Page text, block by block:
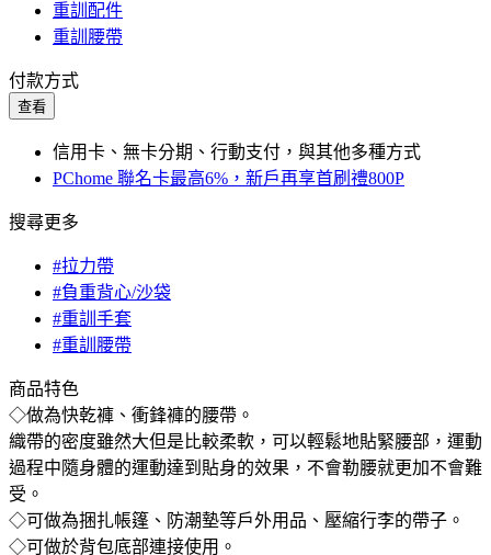
重訓配件
重訓腰帶
付款方式
查看
信用卡、無卡分期、行動支付，與其他多種方式
PChome 聯名卡最高6%，新戶再享首刷禮800P
搜尋更多
#拉力帶
#負重背心/沙袋
#重訓手套
#重訓腰帶
商品特色
◇做為快乾褲、衝鋒褲的腰帶。
織帶的密度雖然大但是比較柔軟，可以輕鬆地貼緊腰部，運動
過程中隨身體的運動達到貼身的效果，不會勒腰就更加不會難
受。
◇可做為捆扎帳篷、防潮墊等戶外用品、壓縮行李的帶子。
◇可做於背包底部連接使用。